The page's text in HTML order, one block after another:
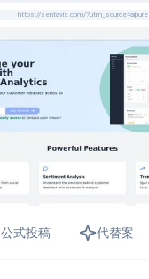
https://sentavis.com/?utm_source=aipure
公式投稿 代替案